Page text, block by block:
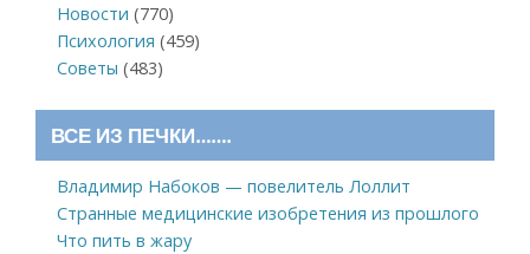
Новости (770)
Психология (459)
Советы (483)
ВСЕ ИЗ ПЕЧКИ…….
Владимир Набоков — повелитель Лоллит
Странные медицинские изобретения из прошлого
Что пить в жару